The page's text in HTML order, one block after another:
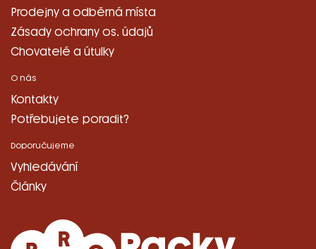
Prodejny a odběrná místa
Zásady ochrany os. údajů
Chovatelé a útulky
O nás
Kontakty
Potřebujete poradit?
Doporučujeme
Vyhledávání
Články